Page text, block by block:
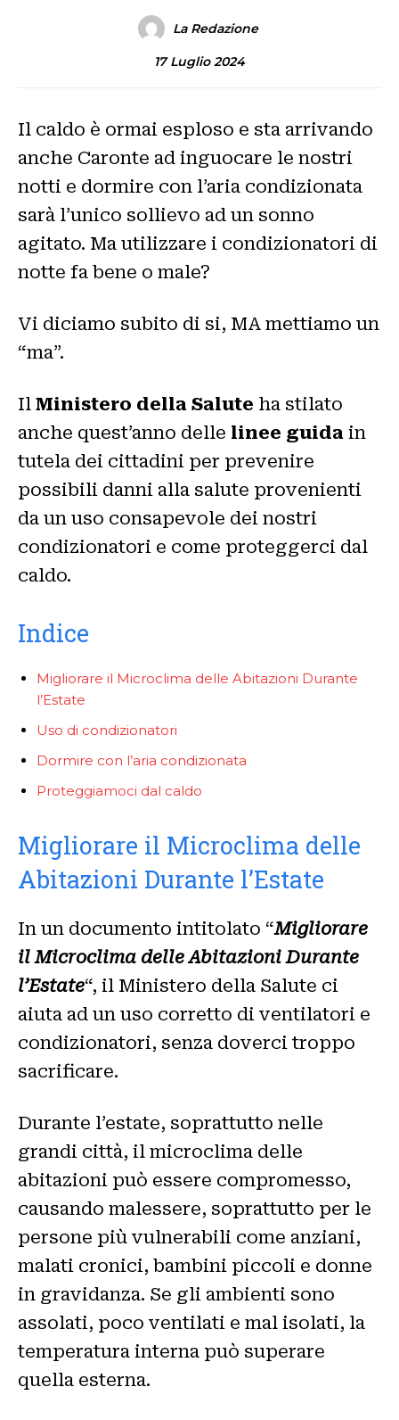
La Redazione
17 Luglio 2024
Il caldo è ormai esploso e sta arrivando
anche Caronte ad inguocare le nostri
notti e dormire con l’aria condizionata
sarà l’unico sollievo ad un sonno
agitato. Ma utilizzare i condizionatori di
notte fa bene o male?
Vi diciamo subito di si, MA mettiamo un
“ma”.
Il Ministero della Salute ha stilato
anche quest’anno delle linee guida in
tutela dei cittadini per prevenire
possibili danni alla salute provenienti
da un uso consapevole dei nostri
condizionatori e come proteggerci dal
caldo.
Indice
Migliorare il Microclima delle Abitazioni Durante
l’Estate
Uso di condizionatori
Dormire con l’aria condizionata
Proteggiamoci dal caldo
Migliorare il Microclima delle
Abitazioni Durante l’Estate
In un documento intitolato “Migliorare
il Microclima delle Abitazioni Durante
l’Estate“, il Ministero della Salute ci
aiuta ad un uso corretto di ventilatori e
condizionatori, senza doverci troppo
sacrificare.
Durante l’estate, soprattutto nelle
grandi città, il microclima delle
abitazioni può essere compromesso,
causando malessere, soprattutto per le
persone più vulnerabili come anziani,
malati cronici, bambini piccoli e donne
in gravidanza. Se gli ambienti sono
assolati, poco ventilati e mal isolati, la
temperatura interna può superare
quella esterna.